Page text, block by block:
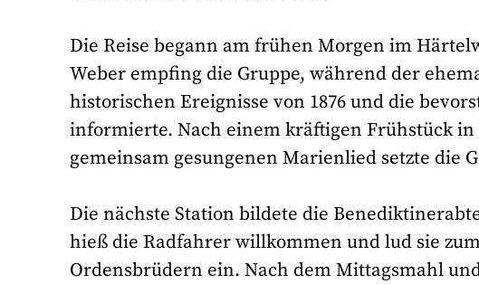
Die Reise begann am frühen Morgen im
Weber empfing die Gruppe, während der
historischen Ereignisse von 1876 und die
informierte. Nach einem kräftigen Frühstück
gemeinsam gesungenen Marienlied setzte die
Die nächste Station bildete die
hieß die Radfahrer willkommen und lud sie
Ordensbrüdern ein. Nach dem Mittagsmahl